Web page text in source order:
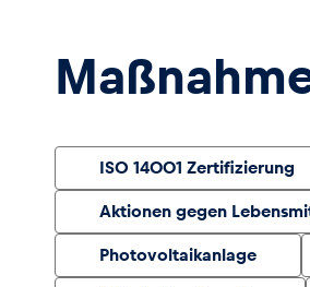
ISO 14001 Zertifizierung
Aktionen gegen
Photovoltaikanlage